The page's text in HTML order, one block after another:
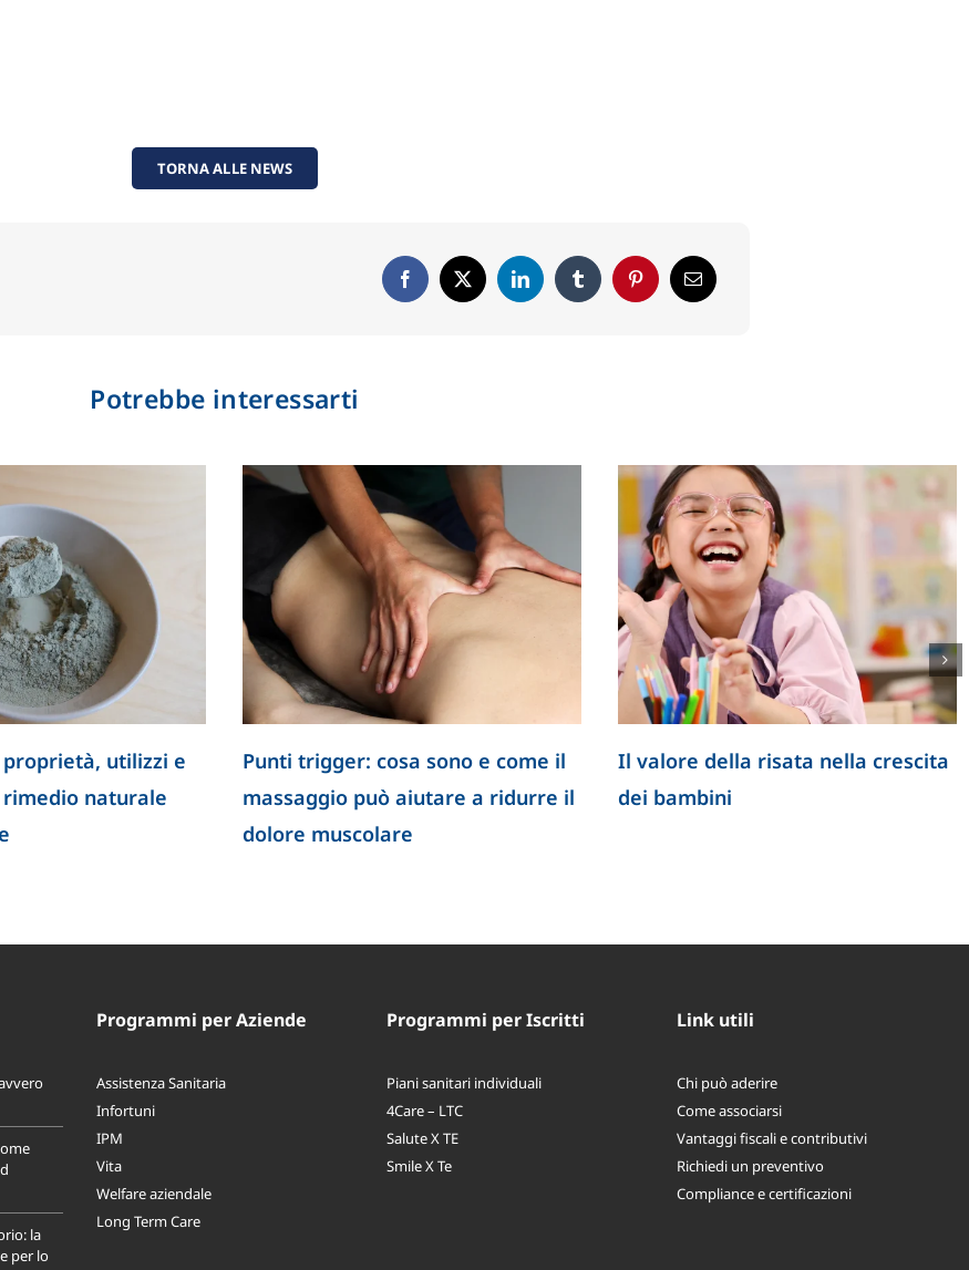
TORNA ALLE NEWS
Potrebbe interessarti
utilizzi e
naturale
Punti trigger: cosa sono e come il
massaggio può aiutare a ridurre il
dolore muscolare
Il valore della risata nella crescita
dei bambini
la
per lo
Programmi per Aziende
Assistenza Sanitaria
Infortuni
IPM
Vita
Welfare aziendale
Long Term Care
Programmi per Iscritti
Piani sanitari individuali
4Care – LTC
Salute X TE
Smile X Te
Link utili
Chi può aderire
Come associarsi
Vantaggi fiscali e contributivi
Richiedi un preventivo
Compliance e certificazioni